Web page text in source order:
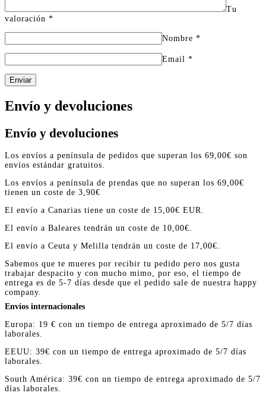
Tu
valoración *
Nombre *
Email *
Enviar
Envío y devoluciones
Envío y devoluciones
Los envíos a península de pedidos que superan los 69,00€ son
envíos estándar gratuitos.
Los envíos a península de prendas que no superan los 69,00€
tienen un coste de 3,90€
El envío a Canarias tiene un coste de 15,00€ EUR.
El envío a Baleares tendrán un coste de 10,00€.
El envío a Ceuta y Melilla tendrán un coste de 17,00€.
Sabemos que te mueres por recibir tu pedido pero nos gusta
trabajar despacito y con mucho mimo, por eso, el tiempo de
entrega es de 5-7 días desde que el pedido sale de nuestra happy
company.
Envíos internacionales
Europa: 19 € con un tiempo de entrega aproximado de 5/7 días
laborales.
EEUU: 39€ con un tiempo de entrega aproximado de 5/7 días
laborales.
South América: 39€ con un tiempo de entrega aproximado de 5/7
días laborales.